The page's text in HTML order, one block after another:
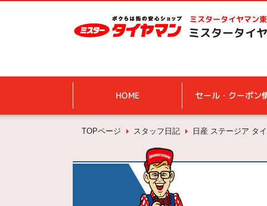
ミスタータイヤマン
ミスタータイ
HOME セール・クーポン
TOPページ スタッフ日記 日産 ステージア タ